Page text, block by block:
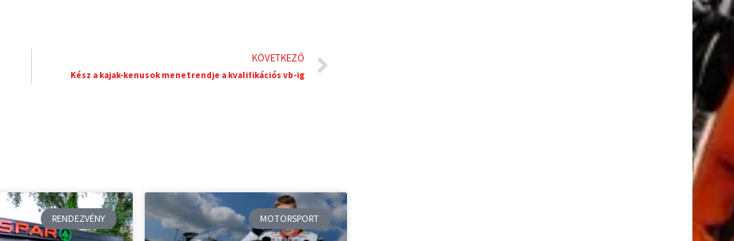
KÖVETKEZŐ
Kész a kajak-kenusok menetrendje a kvalifikációs vb-ig
RENDEZVÉNY MOTORSPORT